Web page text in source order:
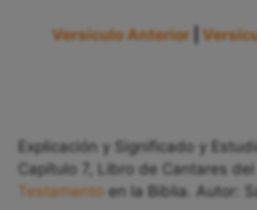
Versículo Anterior
Explicación y Significado y
Capítulo 7, Libro de Cantares del
Testamento en la Biblia. Autor: